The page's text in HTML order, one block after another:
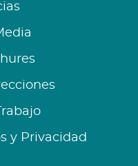
y Privacidad